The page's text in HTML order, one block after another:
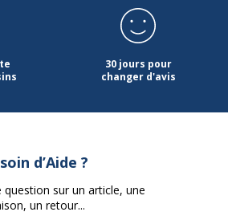
30 jours pour
changer d'avis
d’Aide ?
question sur un article, une
un retour...